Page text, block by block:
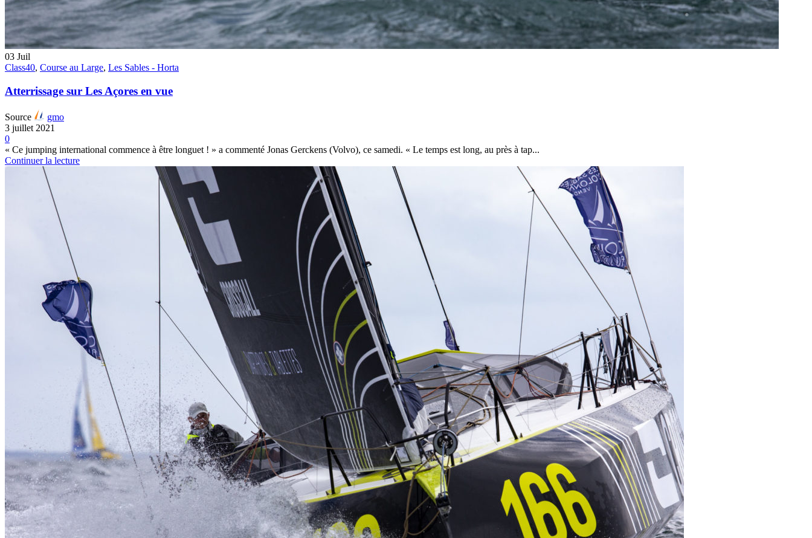
28Fév
ARKEA ULTIM CHALLENGE,Classe Ultim 32/23,Records
13Fév
Class40 ,Classe Ultim 32/23,Course au Large,IMOCA,Multi50 - Ocean Fifty Transat Café l'Or
4 classes, 4 parcours, 4 duos vainqueurs
Source
Transat Café l'Or
13 février 2025
0
03 Juil
Class40, Course au Large, Les Sables - Horta
Atterrissage sur Les Açores en vue
Source
gmo
3 juillet 2021
0
« Ce jumping international commence à être longuet ! » a commenté Jonas Gerckens (Volvo), ce samedi. « Le temps est long, au près à tap...
Continuer la lecture